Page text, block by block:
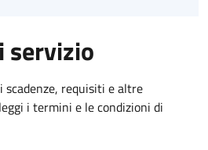
servizio
scadenze, requisiti e altre
i termini e le condizioni di